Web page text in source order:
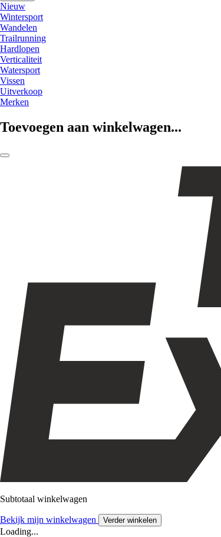
Nieuw
Wintersport
Wandelen
Trailrunning
Hardlopen
Verticaliteit
Watersport
Vissen
Uitverkoop
Merken
Toevoegen aan winkelwagen...
Subtotaal winkelwagen
Bekijk mijn winkelwagen Verder winkelen
Loading...